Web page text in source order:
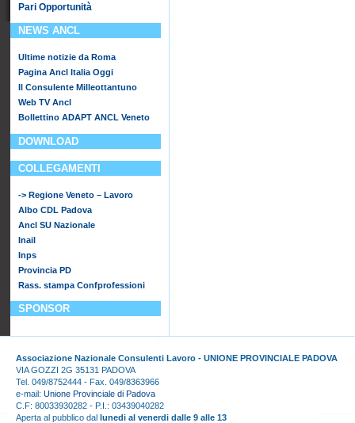
Pari Opportunità
NEWS ANCL
Ultime notizie da Roma
Pagina Ancl Italia Oggi
Il Consulente Milleottantuno
Web TV Ancl
Bollettino ADAPT ANCL Veneto
DOWNLOAD
COLLEGAMENTI
-> Regione Veneto – Lavoro
Albo CDL Padova
Ancl SU Nazionale
Inail
Inps
Provincia PD
Rass. stampa Confprofessioni
SPONSOR
Associazione Nazionale Consulenti Lavoro - UNIONE PROVINCIALE PADOVA
VIA GOZZI 2G 35131 PADOVA
Tel. 049/8752444 - Fax. 049/8363966
e-mail: Unione Provinciale di Padova
C.F: 80033930282 - P.I.: 03439040282
Aperta al pubblico dal lunedi al venerdi dalle 9 alle 13